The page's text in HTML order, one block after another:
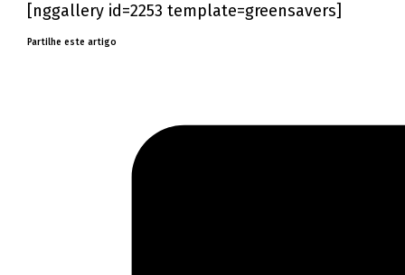
[nggallery id=2253 template=greensavers]
Partilhe este artigo